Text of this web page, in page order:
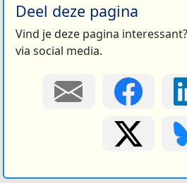
Deel deze pagina
Vind je deze pagina
via social media.